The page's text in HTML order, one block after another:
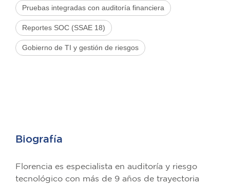
Pruebas integradas con auditoría financiera
Reportes SOC (SSAE 18)
Gobierno de TI y gestión de riesgos
Biografía
Florencia es especialista en auditoría y riesgo
tecnológico con más de 9 años de trayectoria